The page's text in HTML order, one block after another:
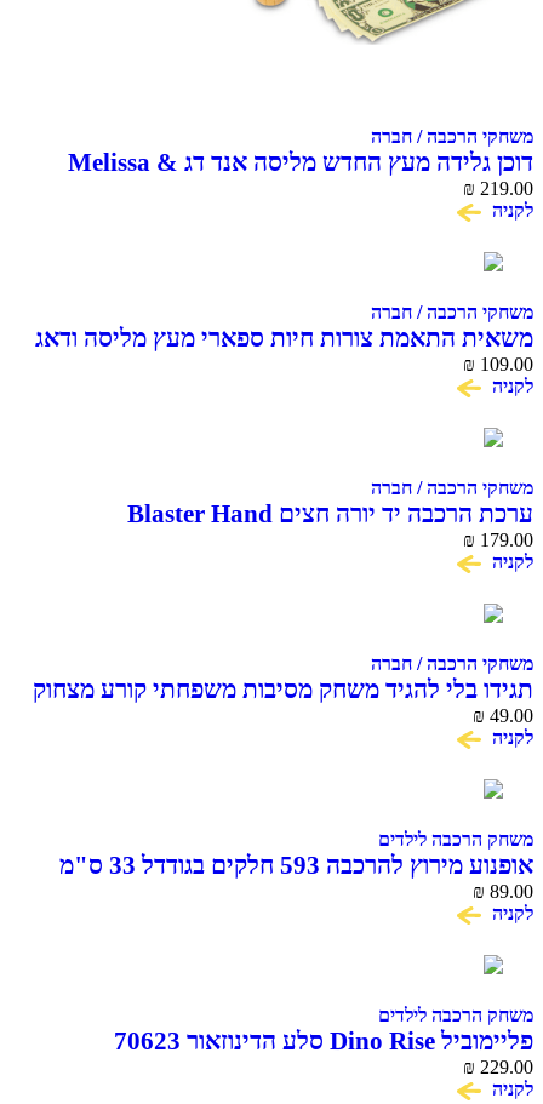
משחקי הרכבה / חברה
דוכן גלידה מעץ החדש מליסה אנד דג Melissa &
Doug Scoop & Serve Ice Cream Counter
₪ 219.00
לקניה
משחקי הרכבה / חברה
משאית התאמת צורות חיות ספארי מעץ מליסה ודאג
Melissa & doug
₪ 109.00
לקניה
משחקי הרכבה / חברה
ערכת הרכבה יד יורה חצים Blaster Hand
₪ 179.00
לקניה
משחקי הרכבה / חברה
תגידו בלי להגיד משחק מסיבות משפחתי קורע מצחוק
₪ 49.00
לקניה
משחק הרכבה לילדים
אופנוע מירוץ להרכבה 593 חלקים בגודדל 33 ס"מ
COME ALIVE
₪ 89.00
לקניה
משחק הרכבה לילדים
פליימוביל Dino Rise סלע הדינוזאור 70623
₪ 229.00
לקניה